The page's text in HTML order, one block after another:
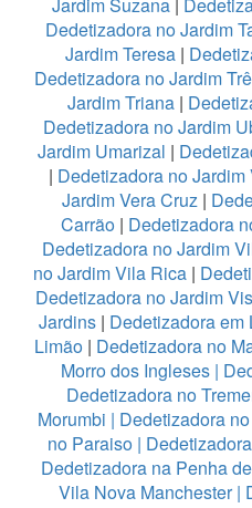
Dedetizadora no Jardim
Jardim Teresa|
Dedetizadora no Jardim
Jardim Triana|
Dedetizadora no Jardim
Jardim Umarizal |
| Dedetizadora no Jardim
Jardim Vera Cruz|
Carrão | Dedetizadora
Dedetizadora no Jardim
no Jardim Vila Rica |
Dedetizadora no Jardim
Jardins | Dedetizadora em
Limão| Dedetizadora no
Morro dos Ingleses |
Dedetizadora no
Morumbi | Dedetizadora
no Paraiso |
Dedetizadora na Penha
Vila Nova Manchester|